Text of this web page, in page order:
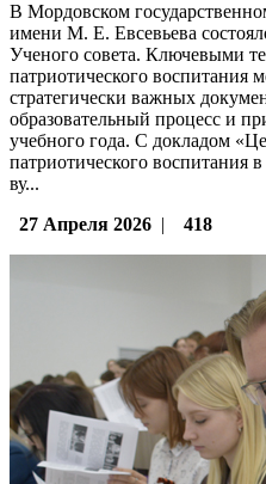
В Мордовском
имени М. Е. Евсевьева
Ученого совета. Ключевыми
патриотического воспитания
стратегически важных
образовательный процесс и
учебного года. С докладом
патриотического воспитания
ву...
27 Апреля 2026 | 418